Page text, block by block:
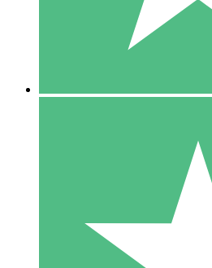
10
US$1500
10 Download
20